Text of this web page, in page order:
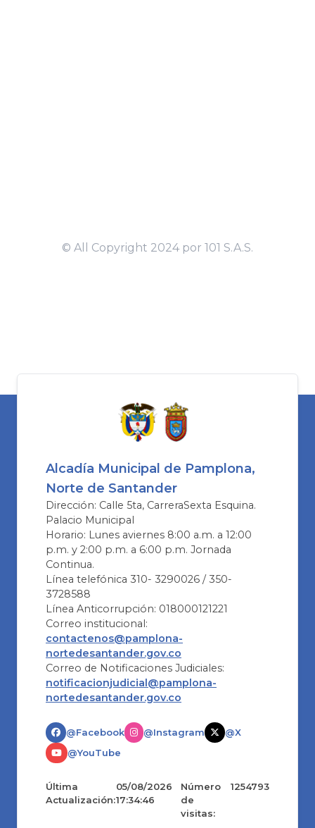
Alcadía Municipal de Pamplona,
Norte de Santander
Dirección: Calle 5ta, CarreraSexta Esquina.
Palacio Municipal
Horario: Lunes aviernes 8:00 a.m. a 12:00
p.m. y 2:00 p.m. a 6:00 p.m. Jornada
Continua.
Línea telefónica 310- 3290026 / 350-
3728588
Línea Anticorrupción: 018000121221
Correo institucional:
contactenos@pamplona-
nortedesantander.gov.co
Correo de Notificaciones Judiciales:
notificacionjudicial@pamplona-
nortedesantander.gov.co
@Facebook @Instagram
@X
@YouTube
Última
Actualización:
05/08/2026
17:34:46
Número
de
visitas:
1254793